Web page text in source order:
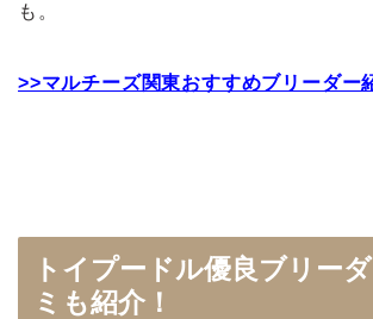
も。
>>マルチーズ関東おすすめブリーダー
トイプードル優良ブリー
ミも紹介！